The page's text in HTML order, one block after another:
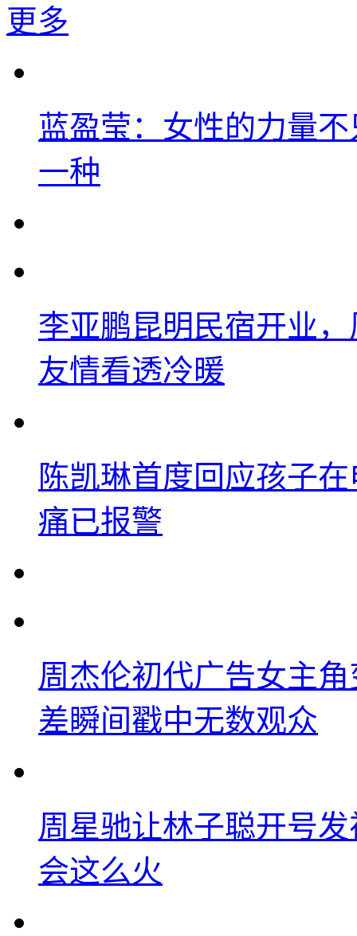
更多
蓝盈莹：女性的力量
一种
李亚鹏昆明民宿开业
友情看透冷暖
陈凯琳首度回应孩子
痛已报警
周杰伦初代广告女主
差瞬间戳中无数观众
周星驰让林子聪开号
会这么火